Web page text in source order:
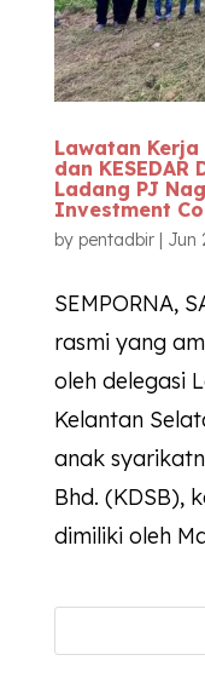
Lawatan Kerja
dan KESEDAR
Ladang PJ
Investment
by pentadbir| Jun
SEMPORNA,
rasmi yang
oleh delegasi
Kelantan
anak
Bhd. (KDSB),
dimiliki oleh